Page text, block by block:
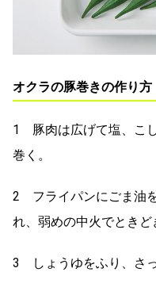
オクラの豚巻きの作り方
1 豚肉は広げて塩、こ
巻く。
2 フライパンにごま油
れ、弱めの中火でときど
3 しょうゆをふり、さっ